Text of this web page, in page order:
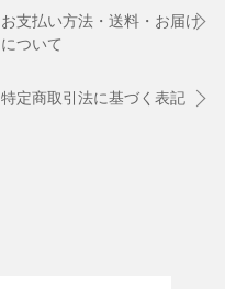
お支払い方法・送料・お届け
について
特定商取引法に基づく表記